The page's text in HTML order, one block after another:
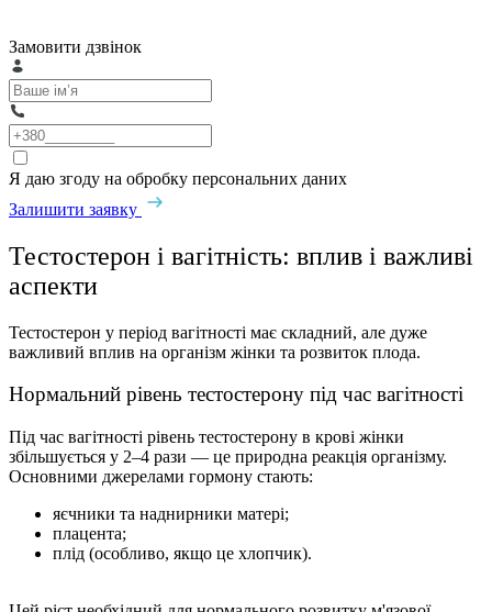
Замовити дзвінок
Я даю згоду на обробку персональних даних
Залишити заявку
Тестостерон і вагітність: вплив і важливі
аспекти
Тестостерон у період вагітності має складний, але дуже
важливий вплив на організм жінки та розвиток плода.
Нормальний рівень тестостерону під час вагітності
Під час вагітності рівень тестостерону в крові жінки
збільшується у 2–4 рази — це природна реакція організму.
Основними джерелами гормону стають:
яєчники та наднирники матері;
плацента;
плід (особливо, якщо це хлопчик).